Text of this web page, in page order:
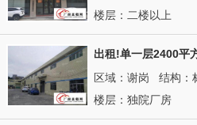
楼层：二楼以上
出租!单一层2400平
区域：谢岗 结构：
楼层：独院厂房